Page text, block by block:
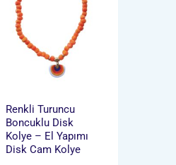
Renkli Turuncu
Boncuklu Disk
Kolye – El Yapımı
Disk Cam Kolye